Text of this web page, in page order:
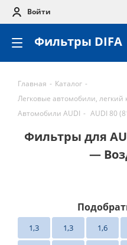
Войти
Фильтры DIFA
Главная - Каталог -
Легковые автомобили, легкий
Автомобили AUDI - AUDI 80
Фильтры для
—
1,3 1,3 1,6